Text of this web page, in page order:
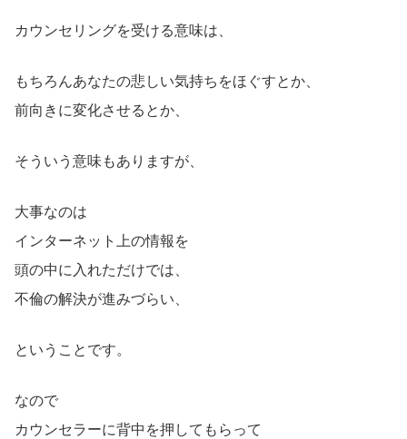
カウンセリングを受ける意味は、
もちろんあなたの悲しい気持ちをほぐすとか、
前向きに変化させるとか、
そういう意味もありますが、
大事なのは
インターネット上の情報を
頭の中に入れただけでは、
不倫の解決が進みづらい、
ということです。
なので
カウンセラーに背中を押してもらって